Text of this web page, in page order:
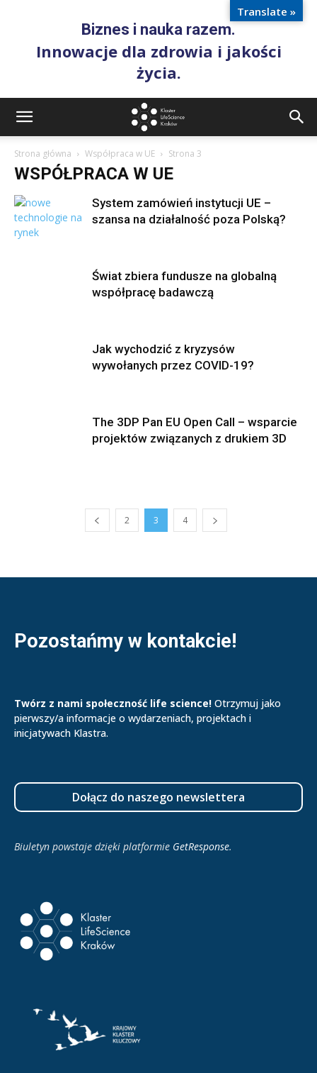
Biznes i nauka razem.
Innowacje dla zdrowia i jakości
życia.
Strona główna Współpraca w UE Strona 3
WSPÓŁPRACA W UE
System zamówień instytucji UE –
szansa na działalność poza Polską?
Świat zbiera fundusze na globalną
współpracę badawczą
Jak wychodzić z kryzysów
wywołanych przez COVID-19?
The 3DP Pan EU Open Call – wsparcie
projektów związanych z drukiem 3D
2 3 4
Pozostańmy w kontakcie!
Twórz z nami społeczność life science! Otrzymuj jako
pierwszy/a informacje o wydarzeniach, projektach i
inicjatywach Klastra.
Dołącz do naszego newslettera
Biuletyn powstaje dzięki platformie GetResponse.
Translate »